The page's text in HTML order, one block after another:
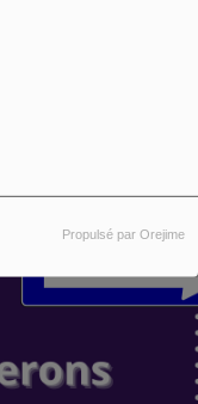
Propulsé par Orejime